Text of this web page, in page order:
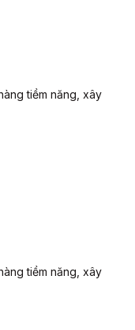
tiềm năng, xây
tiềm năng, xây